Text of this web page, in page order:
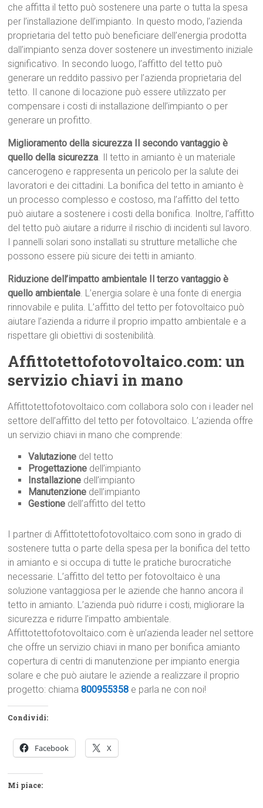
che affitta il tetto può sostenere una parte o tutta la spesa
per l’installazione dell’impianto. In questo modo, l’azienda
proprietaria del tetto può beneficiare dell’energia prodotta
dall’impianto senza dover sostenere un investimento iniziale
significativo. In secondo luogo, l’affitto del tetto può
generare un reddito passivo per l’azienda proprietaria del
tetto. Il canone di locazione può essere utilizzato per
compensare i costi di installazione dell’impianto o per
generare un profitto.
Miglioramento della sicurezza Il secondo vantaggio è
quello della sicurezza. Il tetto in amianto è un materiale
cancerogeno e rappresenta un pericolo per la salute dei
lavoratori e dei cittadini. La bonifica del tetto in amianto è
un processo complesso e costoso, ma l’affitto del tetto
può aiutare a sostenere i costi della bonifica. Inoltre, l’affitto
del tetto può aiutare a ridurre il rischio di incidenti sul lavoro.
I pannelli solari sono installati su strutture metalliche che
possono essere più sicure dei tetti in amianto.
Riduzione dell’impatto ambientale Il terzo vantaggio è
quello ambientale. L’energia solare è una fonte di energia
rinnovabile e pulita. L’affitto del tetto per fotovoltaico può
aiutare l’azienda a ridurre il proprio impatto ambientale e a
rispettare gli obiettivi di sostenibilità.
Affittotettofotovoltaico.com: un
servizio chiavi in mano
Affittotettofotovoltaico.com collabora solo con i leader nel
settore dell’affitto del tetto per fotovoltaico. L’azienda offre
un servizio chiavi in mano che comprende:
Valutazione del tetto
Progettazione dell’impianto
Installazione dell’impianto
Manutenzione dell’impianto
Gestione dell’affitto del tetto
I partner di Affittotettofotovoltaico.com sono in grado di
sostenere tutta o parte della spesa per la bonifica del tetto
in amianto e si occupa di tutte le pratiche burocratiche
necessarie. L’affitto del tetto per fotovoltaico è una
soluzione vantaggiosa per le aziende che hanno ancora il
tetto in amianto. L’azienda può ridurre i costi, migliorare la
sicurezza e ridurre l’impatto ambientale.
Affittotettofotovoltaico.com è un’azienda leader nel settore
che offre un servizio chiavi in mano per bonifica amianto
copertura di centri di manutenzione per impianto energia
solare e che può aiutare le aziende a realizzare il proprio
progetto: chiama800955358 e parla ne con noi!
Condividi:
Facebook X
Mi piace: